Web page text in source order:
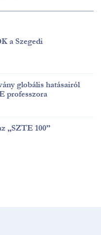
a Szegedi
globális hatásairól
professzora
„SZTE 100”